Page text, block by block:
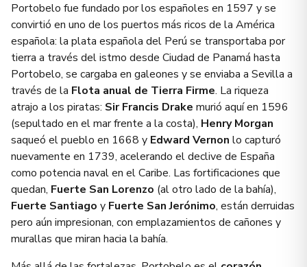
Portobelo fue fundado por los españoles en 1597 y se
convirtió en uno de los puertos más ricos de la América
española: la plata española del Perú se transportaba por
tierra a través del istmo desde Ciudad de Panamá hasta
Portobelo, se cargaba en galeones y se enviaba a Sevilla a
través de la Flota anual de Tierra Firme. La riqueza
atrajo a los piratas: Sir Francis Drake murió aquí en 1596
(sepultado en el mar frente a la costa), Henry Morgan
saqueó el pueblo en 1668 y Edward Vernon lo capturó
nuevamente en 1739, acelerando el declive de España
como potencia naval en el Caribe. Las fortificaciones que
quedan, Fuerte San Lorenzo (al otro lado de la bahía),
Fuerte Santiago y Fuerte San Jerónimo, están derruidas
pero aún impresionan, con emplazamientos de cañones y
murallas que miran hacia la bahía.